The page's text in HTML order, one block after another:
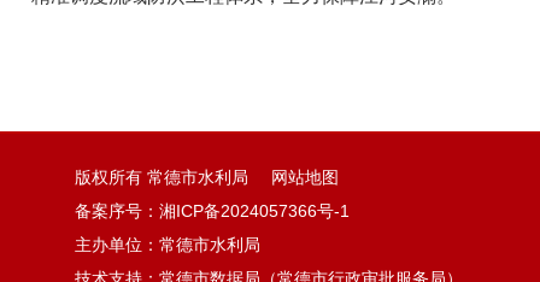
版权所有 常德市水利局
网站地图
备案序号：湘ICP备2024057366号-1
主办单位：常德市水利局